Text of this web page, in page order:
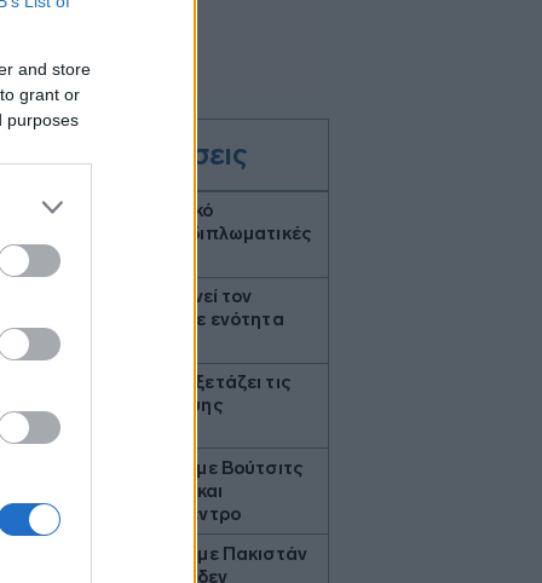
and store
grant or
purposes
Όλες οι ειδήσεις
Το Περού και το Μεξικό
αποκατέστησαν τις διπλωματικές
τους σχέσεις
Ιράν: Ο Αραγτσί επαινεί τον
στρατό, προτρέπει σε ενότητα
των μουσουλμάνων
Το Cambridge επανεξετάζει τις
διαδικασίες πρόσληψης
καθηγητών
Συνάντηση Ζελένσκι με Βούτσιτς
- Θέματα οικονομίας και
ασφάλειας στο επίκεντρο
Άγκυρα: Η συμφωνία με Πακιστάν
και Σαουδική Αραβία δεν